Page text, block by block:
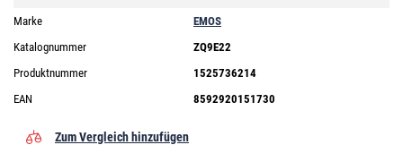
Marke
EMOS
Katalognummer
ZQ9E22
Produktnummer
1525736214
EAN
8592920151730
Zum Vergleich hinzufügen